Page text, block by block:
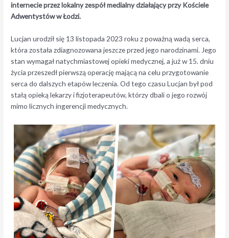
internecie przez lokalny zespół medialny działający przy Kościele
Adwentystów w Łodzi.
Lucjan urodził się 13 listopada 2023 roku z poważną wadą serca,
która została zdiagnozowana jeszcze przed jego narodzinami. Jego
stan wymagał natychmiastowej opieki medycznej, a już w 15. dniu
życia przeszedł pierwszą operację mającą na celu przygotowanie
serca do dalszych etapów leczenia. Od tego czasu Lucjan był pod
stałą opieką lekarzy i fizjoterapeutów, którzy dbali o jego rozwój
mimo licznych ingerencji medycznych.